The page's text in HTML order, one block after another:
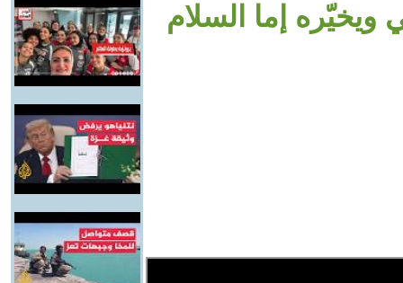
ويخيّره إما السلام